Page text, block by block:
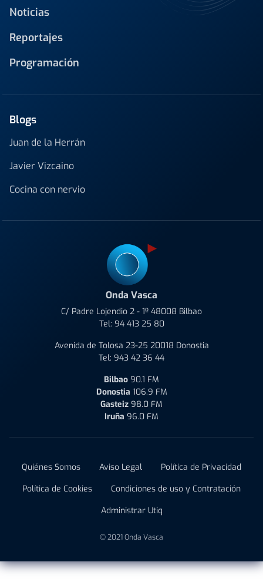
Noticias
Reportajes
Programación
Blogs
Juan de la Herrán
Javier Vizcaino
Cocina con nervio
Onda Vasca
C/ Padre Lojendio 2 - 1º 48008 Bilbao
Tel: 94 413 25 80
Avenida de Tolosa 23-25 20018 Donostia
Tel: 943 42 36 44
Bilbao 90.1 FM
Donostia 106.9 FM
Gasteiz 98.0 FM
Iruña 96.0 FM
Quiénes Somos Aviso Legal
Política de Privacidad
Política de Cookies
Condiciones de uso y Contratación
Administrar Utiq
© 2021 Onda Vasca